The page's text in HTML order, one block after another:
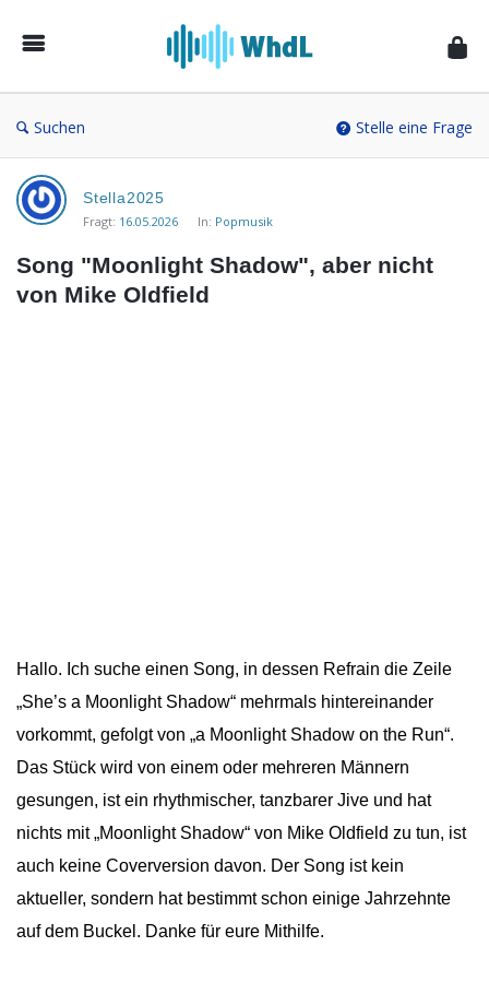
von
Suchen Stelle eine Frage
Musikforum
von
WieheisstdasLied.de
Neueste
Stella2025
Fragt: 16.05.2026 In: Popmusik
Song "Moonlight Shadow", aber nicht
von Mike Oldfield
Hallo. Ich suche einen Song, in dessen Refrain die Zeile
„She’s a Moonlight Shadow“ mehrmals hintereinander
vorkommt, gefolgt von „a Moonlight Shadow on the Run“.
Das Stück wird von einem oder mehreren Männern
gesungen, ist ein rhythmischer, tanzbarer Jive und hat
nichts mit „Moonlight Shadow“ von Mike Oldfield zu tun, ist
auch keine Coverversion davon. Der Song ist kein
aktueller, sondern hat bestimmt schon einige Jahrzehnte
auf dem Buckel. Danke für eure Mithilfe.